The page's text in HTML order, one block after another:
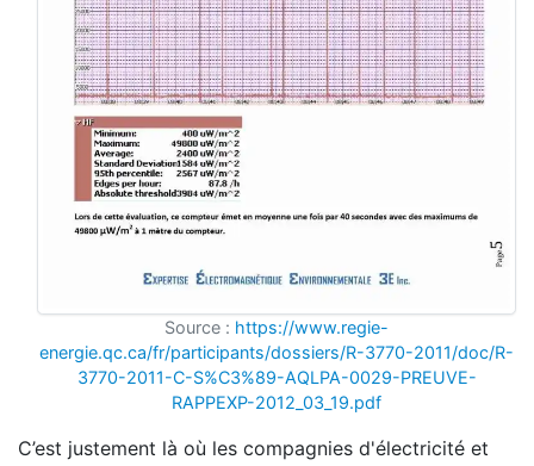
Source : https://www.regie-
energie.qc.ca/fr/participants/dossiers/R-3770-2011/doc/R-
3770-2011-C-S%C3%89-AQLPA-0029-PREUVE-
RAPPEXP-2012_03_19.pdf
C’est justement là où les compagnies d'électricité et